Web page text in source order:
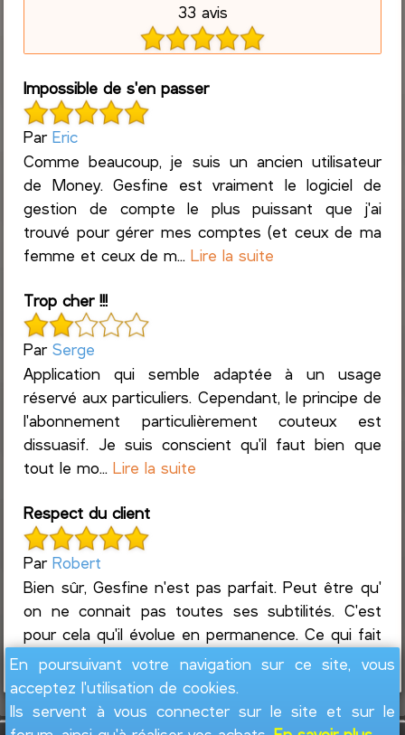
33 avis
Impossible de s'en passer
ParEric
Comme beaucoup, je suis un ancien utilisateur
de Money. Gesfine est vraiment le logiciel de
gestion de compte le plus puissant que j'ai
trouvé pour gérer mes comptes (et ceux de ma
femme et ceux de m...Lire la suite
Trop cher !!!
ParSerge
Application qui semble adaptée à un usage
réservé aux particuliers. Cependant, le principe de
l'abonnement particulièrement couteux est
dissuasif. Je suis conscient qu'il faut bien que
tout le mo...Lire la suite
Respect du client
ParRobert
Bien sûr, Gesfine n'est pas parfait. Peut être qu'
on ne connait pas toutes ses subtilités. C'est
pour cela qu'il évolue en permanence. Ce qui fait
que c'est un produit exeptionnel ...Lire la suite
En poursuivant votre navigation sur ce site, vous
acceptez l'utilisation de cookies.
Ils servent à vous connecter sur le site et sur le